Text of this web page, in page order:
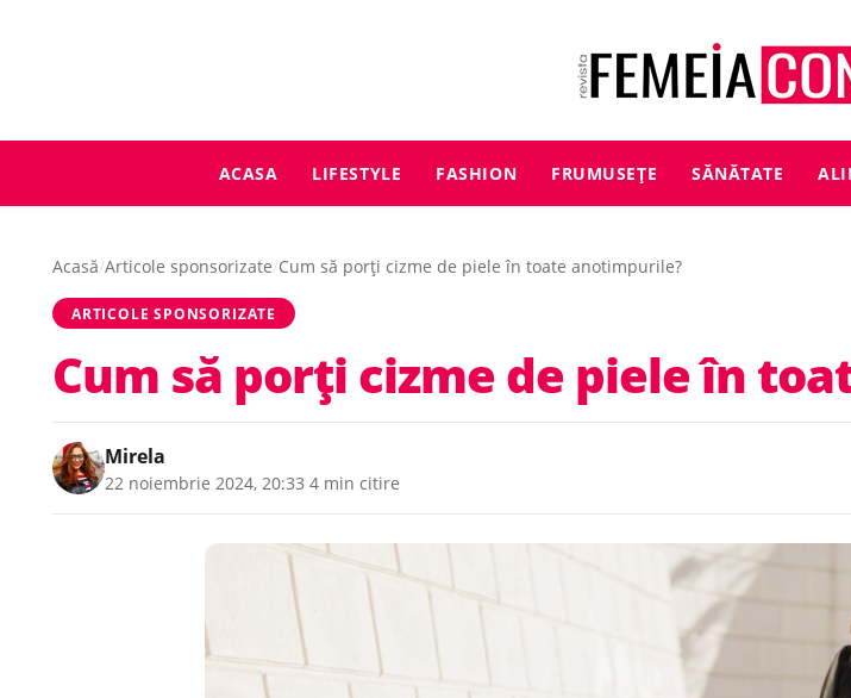
ACASA LIFESTYLE FASHION FRUMUSEȚE SĂNĂTATE
Acasă/Articole sponsorizate/Cum să porți cizme de piele în toate anotimpurile?
ARTICOLE SPONSORIZATE
Cum să porți cizme de piele în
Mirela
22 noiembrie 2024, 20:33 4 min citire